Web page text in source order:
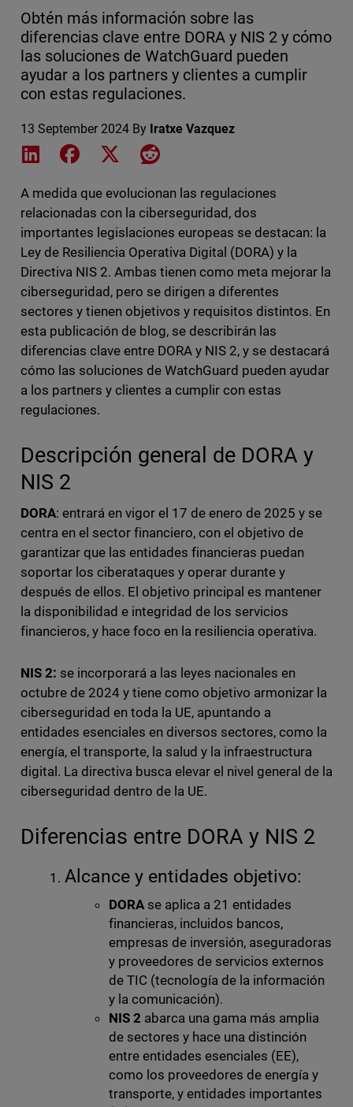
Obtén más información sobre las
diferencias clave entre DORA y NIS 2 y cómo
las soluciones de WatchGuard pueden
ayudar a los partners y clientes a cumplir
con estas regulaciones.
13 September 2024 By Iratxe Vazquez
Share on LinkedIn
Share on Facebook
Share on XShare on Reddit
A medida que evolucionan las regulaciones
relacionadas con la ciberseguridad, dos
importantes legislaciones europeas se destacan: la
Ley de Resiliencia Operativa Digital (DORA) y la
Directiva NIS 2. Ambas tienen como meta mejorar la
ciberseguridad, pero se dirigen a diferentes
sectores y tienen objetivos y requisitos distintos. En
esta publicación de blog, se describirán las
diferencias clave entre DORA y NIS 2, y se destacará
cómo las soluciones de WatchGuard pueden ayudar
a los partners y clientes a cumplir con estas
regulaciones.
Descripción general de DORA y
NIS 2
DORA: entrará en vigor el 17 de enero de 2025 y se
centra en el sector financiero, con el objetivo de
garantizar que las entidades financieras puedan
soportar los ciberataques y operar durante y
después de ellos. El objetivo principal es mantener
la disponibilidad e integridad de los servicios
financieros, y hace foco en la resiliencia operativa.
NIS 2: se incorporará a las leyes nacionales en
octubre de 2024 y tiene como objetivo armonizar la
ciberseguridad en toda la UE, apuntando a
entidades esenciales en diversos sectores, como la
energía, el transporte, la salud y la infraestructura
digital. La directiva busca elevar el nivel general de la
ciberseguridad dentro de la UE.
Diferencias entre DORA y NIS 2
Alcance y entidades objetivo:
DORAse aplica a 21 entidades
financieras, incluidos bancos,
empresas de inversión, aseguradoras
y proveedores de servicios externos
de TIC (tecnología de la información
y la comunicación).
NIS 2 abarca una gama más amplia
de sectores y hace una distinción
entre entidades esenciales (EE),
como los proveedores de energía y
transporte, y entidades importantes